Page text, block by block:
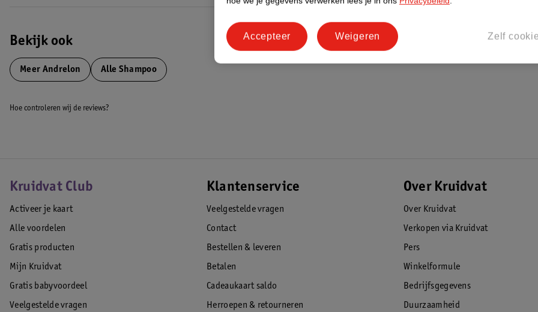
zorgvuldig geselecteerde ingrediënten. Wat meer dan 80 jaar geleden begon in de salon met kapper André de
Jong, is uitgegroeid tot het grootste haarmerk van Nederland.
Met een breed assortiment aan shampoos, conditioners, treatments en stylingproducten, zijn er producten voor
elk haartype, of je nu krullend, steil, fijn, dik, kort of lang haar hebt. Ontdek de kracht van Andrélon en laat je haar
EAN code:8720181576638
Bekijk ook
Meer Andrelon Alle Shampoo
Hoe controleren wij de reviews?
Kruidvat Club
Activeer je kaart
Alle voordelen
Gratis producten
Mijn Kruidvat
Gratis babyvoordeel
Veelgestelde vragen
Klantenservice
Veelgestelde vragen
Contact
Bestellen & leveren
Betalen
Cadeaukaart saldo
Herroepen & retourneren
Over Kruidvat
Over Kruidvat
Verkopen via Kruidvat
Pers
Winkelformule
Bedrijfsgegevens
Duurzaamheid
Zelf
Weigeren
Accepteer